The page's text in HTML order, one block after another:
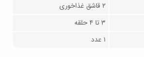
۲ قاشق غذاخوری
۳ تا ۴ حلقه
۱ عدد